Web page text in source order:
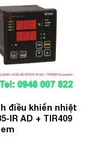
Wishlist
điều khiển nhiệt
IR AD + TIR409